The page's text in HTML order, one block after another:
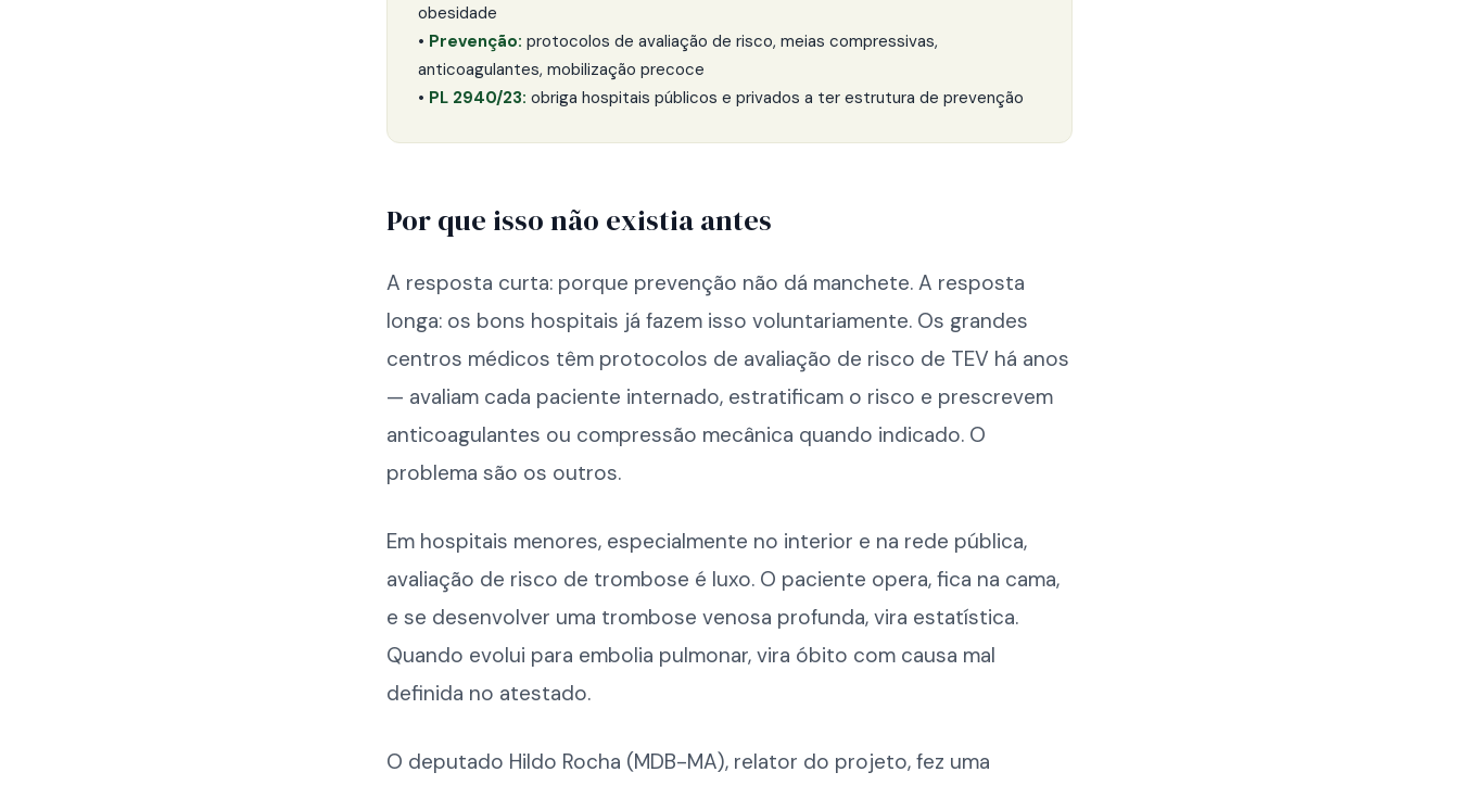
obesidade
• Prevenção: protocolos de avaliação de risco, meias compressivas,
anticoagulantes, mobilização precoce
• PL 2940/23: obriga hospitais públicos e privados a ter estrutura de prevenção
Por que isso não existia antes
A resposta curta: porque prevenção não dá manchete. A resposta
longa: os bons hospitais já fazem isso voluntariamente. Os grandes
centros médicos têm protocolos de avaliação de risco de TEV há anos
— avaliam cada paciente internado, estratificam o risco e prescrevem
anticoagulantes ou compressão mecânica quando indicado. O
problema são os outros.
Em hospitais menores, especialmente no interior e na rede pública,
avaliação de risco de trombose é luxo. O paciente opera, fica na cama,
e se desenvolver uma trombose venosa profunda, vira estatística.
Quando evolui para embolia pulmonar, vira óbito com causa mal
definida no atestado.
O deputado Hildo Rocha (MDB-MA), relator do projeto, fez uma